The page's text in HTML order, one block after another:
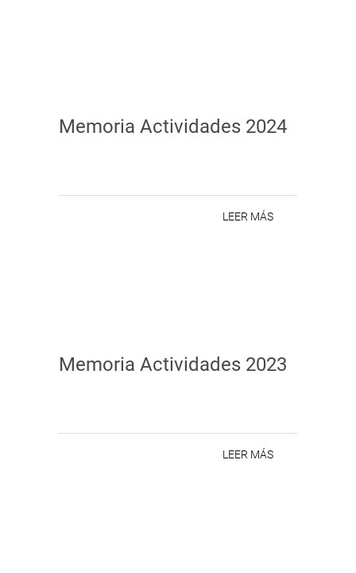
Memoria Actividades 2024
LEER MÁS
Memoria Actividades 2023
LEER MÁS